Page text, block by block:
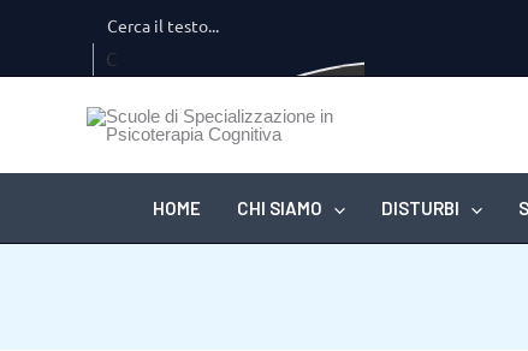
C
ca
HOME CHI SIAMO DISTURBI